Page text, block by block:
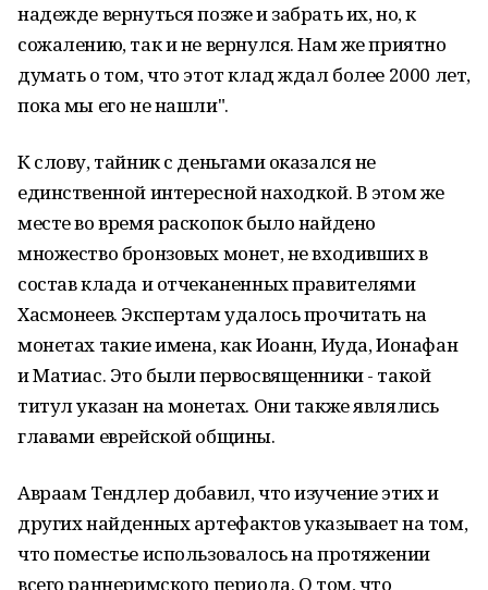
надежде вернуться позже и забрать их, но, к
сожалению, так и не вернулся. Нам же приятно
думать о том, что этот клад ждал более 2000 лет,
пока мы его не нашли".
К слову, тайник с деньгами оказался не
единственной интересной находкой. В этом же
месте во время раскопок было найдено
множество бронзовых монет, не входивших в
состав клада и отчеканенных правителями
Хасмонеев. Экспертам удалось прочитать на
монетах такие имена, как Иоанн, Иуда, Ионафан
и Матиас. Это были первосвященники - такой
титул указан на монетах. Они также являлись
главами еврейской общины.
Авраам Тендлер добавил, что изучение этих и
других найденных артефактов указывает на том,
что поместье использовалось на протяжении
всего раннеримского периода. О том, что